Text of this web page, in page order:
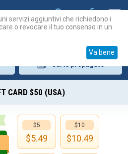
CARD $50 (USA)
$5
$5.49
$10
$10.49
servizi aggiuntivi che richiedono i
o revocare il tuo consenso in un
Va bene